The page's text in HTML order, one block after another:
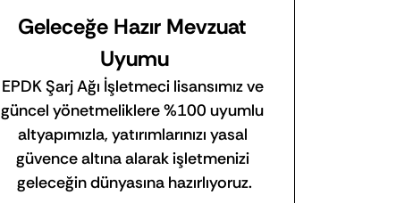
Geleceğe Hazır Mevzuat
Uyumu
EPDK Şarj Ağı İşletmeci lisansımız ve
güncel yönetmeliklere %100 uyumlu
altyapımızla, yatırımlarınızı yasal
güvence altına alarak işletmenizi
geleceğin dünyasına hazırlıyoruz.